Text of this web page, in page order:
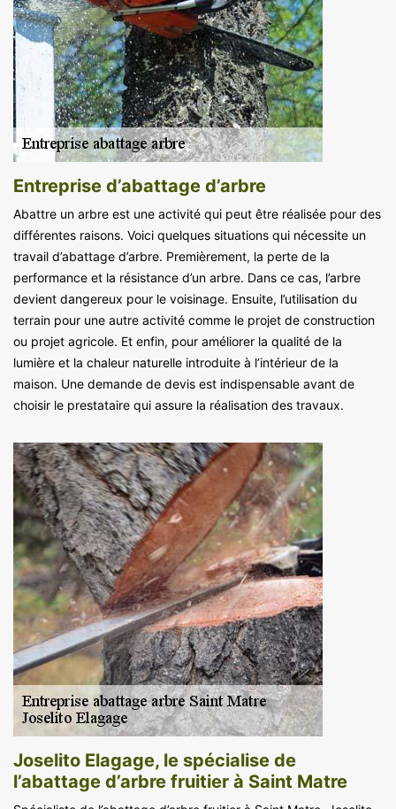
Entreprise d’abattage d’arbre
Abattre un arbre est une activité qui peut être réalisée pour des
différentes raisons. Voici quelques situations qui nécessite un
travail d’abattage d’arbre. Premièrement, la perte de la
performance et la résistance d’un arbre. Dans ce cas, l’arbre
devient dangereux pour le voisinage. Ensuite, l’utilisation du
terrain pour une autre activité comme le projet de construction
ou projet agricole. Et enfin, pour améliorer la qualité de la
lumière et la chaleur naturelle introduite à l’intérieur de la
maison. Une demande de devis est indispensable avant de
choisir le prestataire qui assure la réalisation des travaux.
Joselito Elagage, le spécialise de
l’abattage d’arbre fruitier à Saint Matre